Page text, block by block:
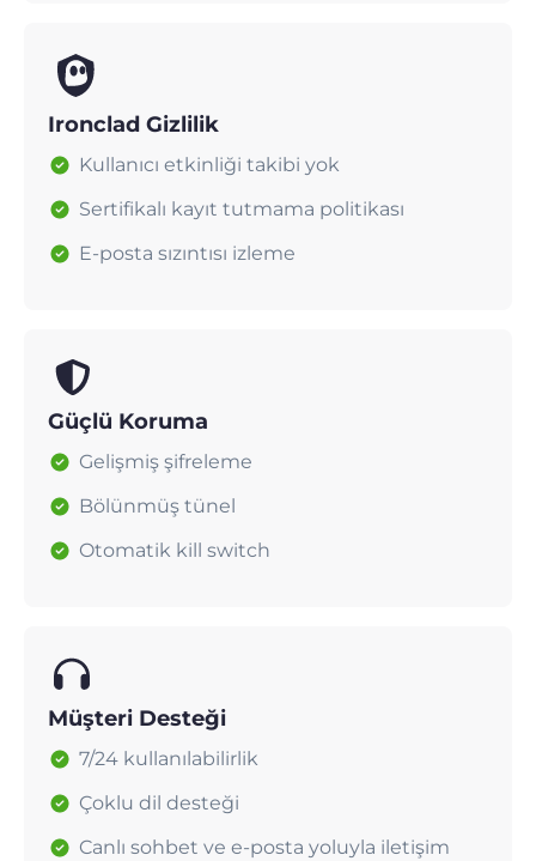
Ironclad Gizlilik
Kullanıcı etkinliği takibi yok
Sertifikalı kayıt tutmama politikası
E-posta sızıntısı izleme
Güçlü Koruma
Gelişmiş şifreleme
Bölünmüş tünel
Otomatik kill switch
Müşteri Desteği
7/24 kullanılabilirlik
Çoklu dil desteği
Canlı sohbet ve e-posta yoluyla iletişim